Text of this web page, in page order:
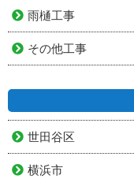
雨樋工事
その他工事
世田谷区
横浜市